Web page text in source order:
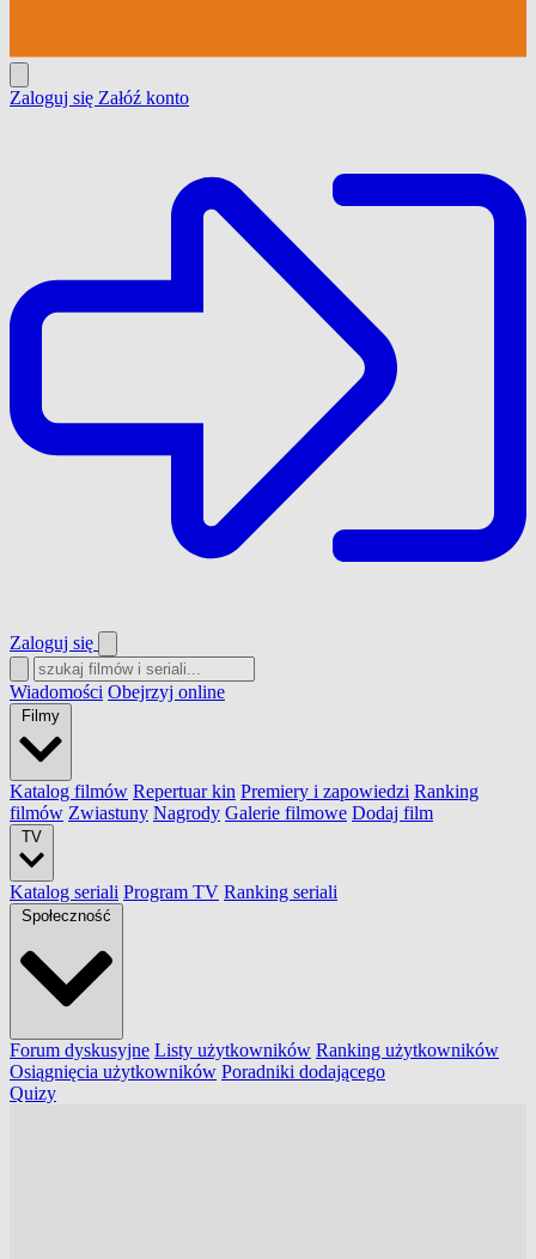
Zaloguj się Załóź konto
Zaloguj się
Wiadomości Obejrzyj online
Filmy
Katalog filmów Repertuar kin Premiery i zapowiedzi Ranking
filmów Zwiastuny Nagrody Galerie filmowe Dodaj film
TV
Katalog seriali Program TV Ranking seriali
Społeczność
Forum dyskusyjne Listy użytkowników Ranking użytkowników
Osiągnięcia użytkowników Poradniki dodającego
Quizy